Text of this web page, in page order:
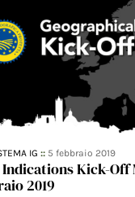
IG :: 5 febbraio 2019
Kick-Off
2019